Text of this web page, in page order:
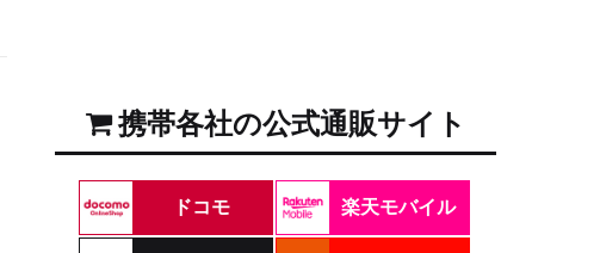
携帯各社の公式通販サイト
ドコモ 楽天モバイル